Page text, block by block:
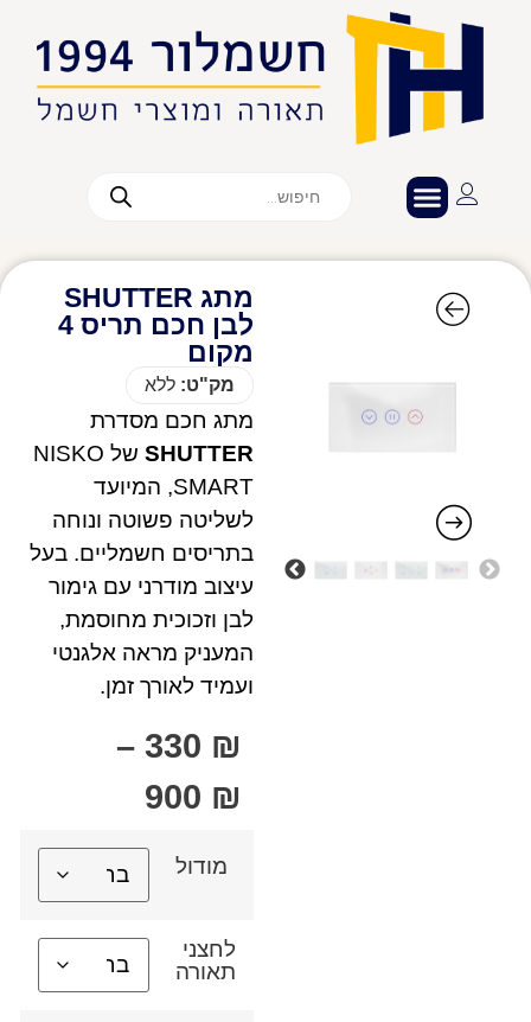
מתג SHUTTER
לבן חכם תריס 4
מקום
מק"ט: ללא
מתג חכם מסדרת
SHUTTER
של NISKO
SMART, המיועד
לשליטה פשוטה ונוחה
בתריסים חשמליים. בעל
עיצוב מודרני עם גימור
לבן וזכוכית מחוסמת,
המעניק מראה אלגנטי
ועמיד לאורך זמן.
330 ₪
–
900 ₪
מודול
לחצני
תאורה